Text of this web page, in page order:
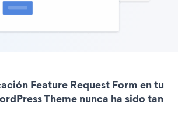
Feature Request Form en tu
Theme nunca ha sido tan